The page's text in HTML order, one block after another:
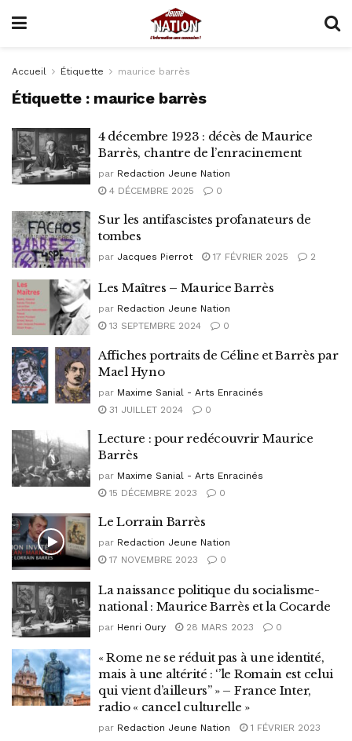
Accueil Étiquette maurice barrès
Étiquette : maurice barrès
4 décembre 1923 : décès de Maurice
Barrès, chantre de l’enracinement
par Redaction Jeune Nation
4 DÉCEMBRE 2025
0
Sur les antifascistes profanateurs de
tombes
par Jacques Pierrot 17 FÉVRIER 2025 2
Les Maîtres – Maurice Barrès
par Redaction Jeune Nation
13 SEPTEMBRE 2024
0
Affiches portraits de Céline et Barrès par
Mael Hyno
par Maxime Sanial - Arts Enracinés
31 JUILLET 2024
0
Lecture : pour redécouvrir Maurice
Barrès
par Maxime Sanial - Arts Enracinés
15 DÉCEMBRE 2023
0
Le Lorrain Barrès
par Redaction Jeune Nation
17 NOVEMBRE 2023
0
La naissance politique du socialisme-
national : Maurice Barrès et la Cocarde
par Henri Oury 28 MARS 2023 0
« Rome ne se réduit pas à une identité,
mais à une altérité : ‘’le Romain est celui
qui vient d’ailleurs’’ » – France Inter,
radio « cancel culturelle »
par Redaction Jeune Nation
1 FÉVRIER 2023